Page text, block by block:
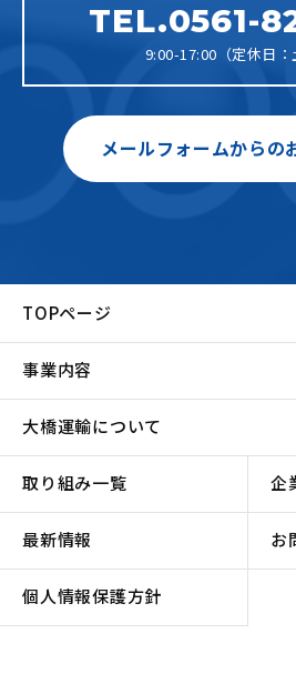
TEL.0561-
9:00-17:00（定休日：
メールフォームからの
TOPページ
事業内容
大橋運輸について
取り組み一覧 企
最新情報 お
個人情報保護方針